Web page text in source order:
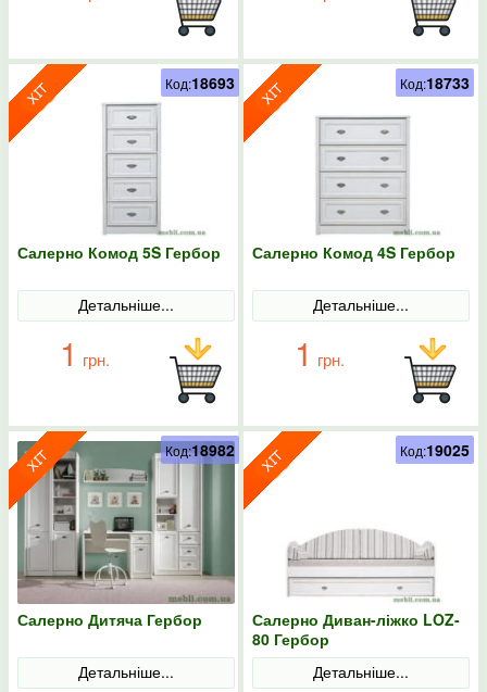
Салерно Комод 5S Гербор
Детальніше...
1 грн.
Код:18693
Салерно Комод 4S Гербор
Детальніше...
1 грн.
Код:18733
Салерно Дитяча Гербор
Детальніше...
Код:18982
Салерно Диван-ліжко LOZ-
80 Гербор
Детальніше...
Код:19025